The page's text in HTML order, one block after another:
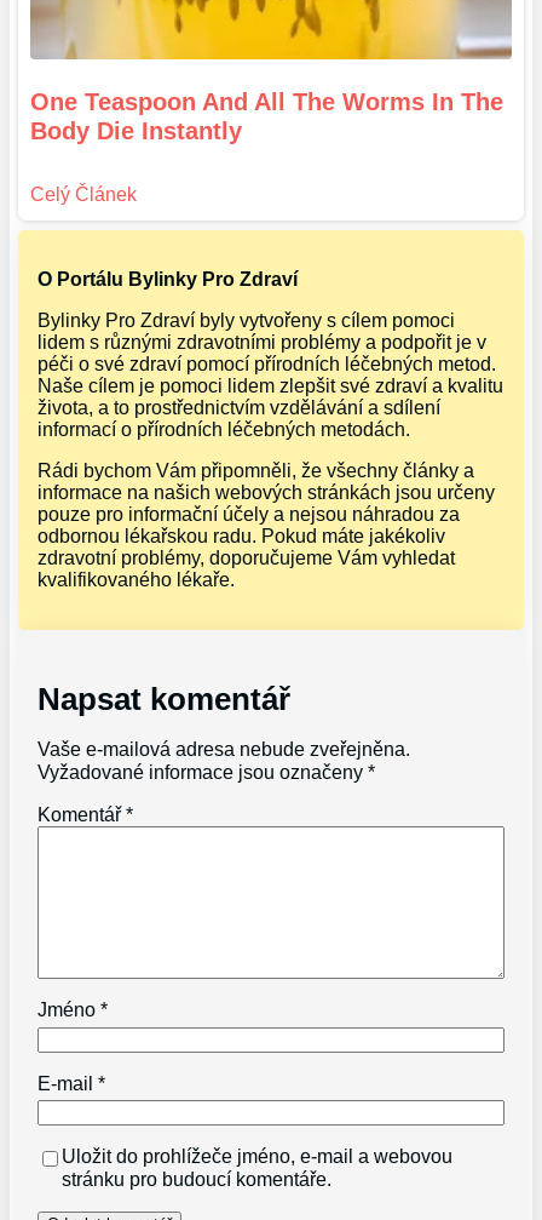
One Teaspoon And All The Worms In The
Body Die Instantly
O Portálu Bylinky Pro Zdraví
Bylinky Pro Zdraví byly vytvořeny s cílem pomoci
lidem s různými zdravotními problémy a podpořit je v
péči o své zdraví pomocí přírodních léčebných metod.
Naše cílem je pomoci lidem zlepšit své zdraví a kvalitu
života, a to prostřednictvím vzdělávání a sdílení
informací o přírodních léčebných metodách.
Rádi bychom Vám připomněli, že všechny články a
informace na našich webových stránkách jsou určeny
pouze pro informační účely a nejsou náhradou za
odbornou lékařskou radu. Pokud máte jakékoliv
zdravotní problémy, doporučujeme Vám vyhledat
kvalifikovaného lékaře.
Napsat komentář
Vaše e-mailová adresa nebude zveřejněna.
Vyžadované informace jsou označeny*
Komentář*
Jméno*
E-mail*
Uložit do prohlížeče jméno, e-mail a webovou
stránku pro budoucí komentáře.